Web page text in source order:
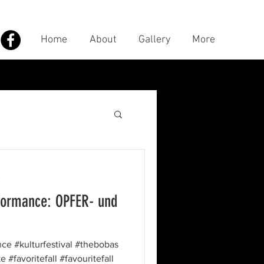
Home About Gallery More
OPFER- und
#kulturfestival #thebobas
#favoritefall #favouritefall